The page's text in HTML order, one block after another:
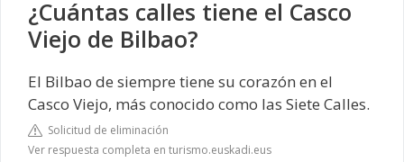
¿Cuántas calles tiene el Casco
Viejo de Bilbao?
El Bilbao de siempre tiene su corazón en el
Casco Viejo, más conocido como las Siete Calles.
Solicitud de eliminación
Ver respuesta completa en turismo.euskadi.eus